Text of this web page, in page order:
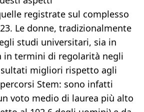
registrate sul complesso
Le donne, tradizionalmente
studi universitari, sia in
in termini di regolarità negli
migliori rispetto agli
Stem: sono infatti
voto medio di laurea più alto